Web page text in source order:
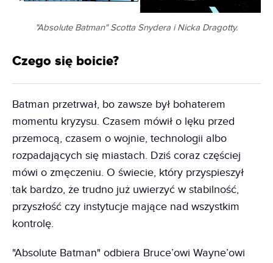
"Absolute Batman" Scotta Snydera i Nicka Dragotty.
Czego się boicie?
Batman przetrwał, bo zawsze był bohaterem
momentu kryzysu. Czasem mówił o lęku przed
przemocą, czasem o wojnie, technologii albo
rozpadających się miastach. Dziś coraz częściej
mówi o zmęczeniu. O świecie, który przyspieszył
tak bardzo, że trudno już uwierzyć w stabilność,
przyszłość czy instytucje mające nad wszystkim
kontrolę.
"Absolute Batman" odbiera Bruce’owi Wayne’owi